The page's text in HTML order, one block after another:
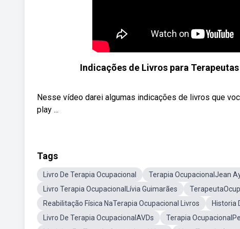
Indicações de Livros para
Nesse vídeo darei algumas indicações de livros que
play ...
Tags
Livro De Terapia Ocupacional Terapia OcupacionalJean
Livro Terapia OcupacionalLívia Guimarães
Reabilitação Física NaTerapia Ocupacional Livros
Historia
Livro De Terapia OcupacionalAVDs
Terapia